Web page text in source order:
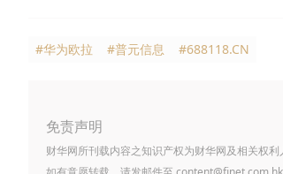
#华为欧拉 #普元信息 #688118.CN
免责声明
财华网所刊载内容之知识产权为财华网及相关权